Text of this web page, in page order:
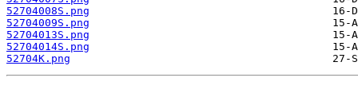
52704008S.png
52704009S.png
52704013S.png
52704014S.png
52704K.png